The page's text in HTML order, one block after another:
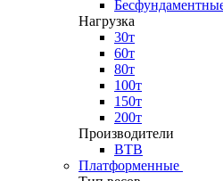
Нагрузка
30т
60т
80т
100т
150т
200т
Производители
ВТВ
Платформенные